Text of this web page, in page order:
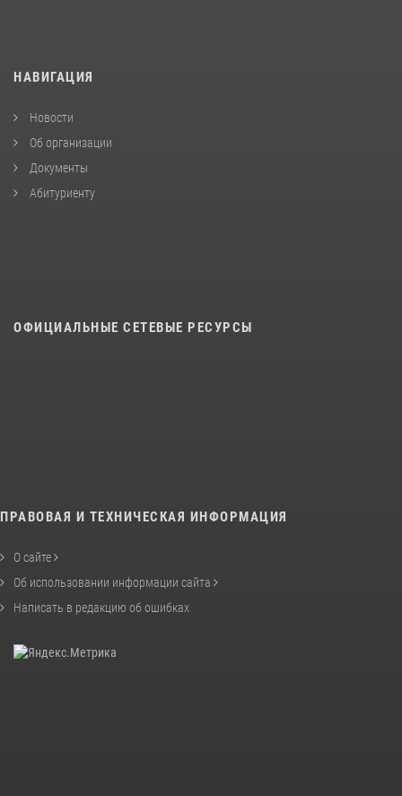
НАВИГАЦИЯ
Новости
Об организации
Документы
Абитуриенту
ОФИЦИАЛЬНЫЕ СЕТЕВЫЕ РЕСУРСЫ
ПРАВОВАЯ И ТЕХНИЧЕСКАЯ ИНФОРМАЦИЯ
О сайте
Об использовании информации сайта
Написать в редакцию об ошибках